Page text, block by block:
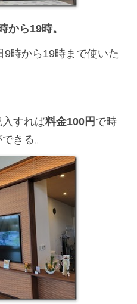
から19時。
時から19時まで使いた
すれば料金100円 で時
きる。